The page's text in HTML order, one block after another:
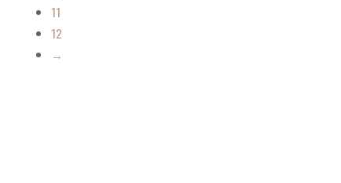
11
12
→